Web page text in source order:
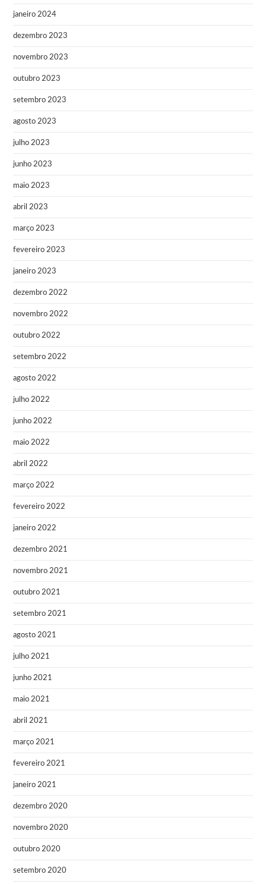
janeiro 2024
dezembro 2023
novembro 2023
outubro 2023
setembro 2023
agosto 2023
julho 2023
junho 2023
maio 2023
abril 2023
março 2023
fevereiro 2023
janeiro 2023
dezembro 2022
novembro 2022
outubro 2022
setembro 2022
agosto 2022
julho 2022
junho 2022
maio 2022
abril 2022
março 2022
fevereiro 2022
janeiro 2022
dezembro 2021
novembro 2021
outubro 2021
setembro 2021
agosto 2021
julho 2021
junho 2021
maio 2021
abril 2021
março 2021
fevereiro 2021
janeiro 2021
dezembro 2020
novembro 2020
outubro 2020
setembro 2020